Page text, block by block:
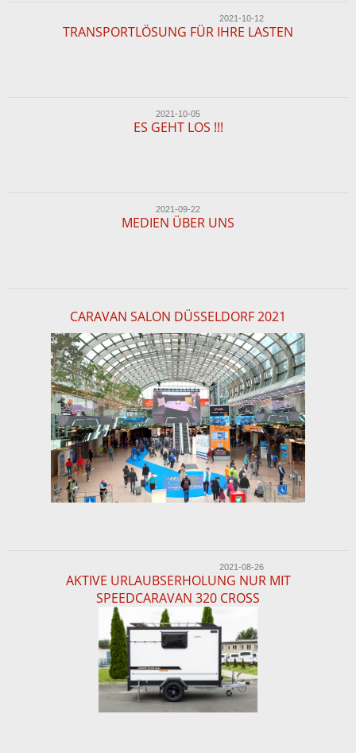
2021-10-12
TRANSPORTLÖSUNG FÜR IHRE LASTEN
2021-10-05
ES GEHT LOS !!!
2021-09-22
MEDIEN ÜBER UNS
CARAVAN SALON DÜSSELDORF 2021
2021-08-26
AKTIVE URLAUBSERHOLUNG NUR MIT
SPEEDCARAVAN 320 CROSS